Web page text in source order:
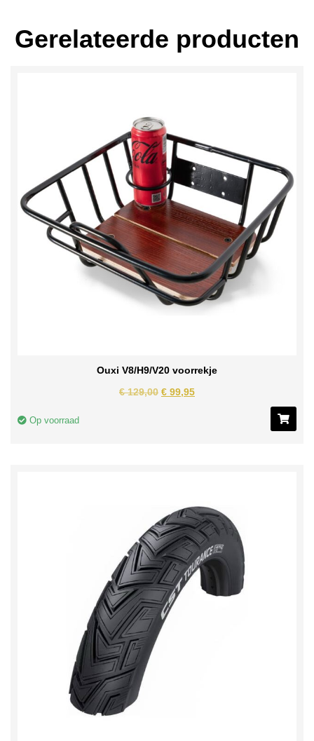
Gerelateerde producten
Ouxi V8/H9/V20 voorrekje
€129,00 € 99,95
Op voorraad